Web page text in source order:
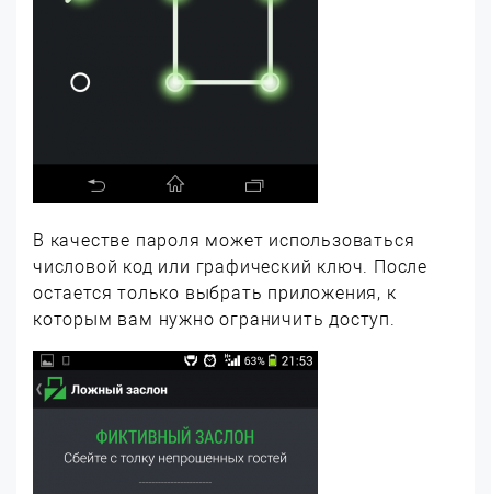
В качестве пароля может использоваться
числовой код или графический ключ. После
остается только выбрать приложения, к
которым вам нужно ограничить доступ.